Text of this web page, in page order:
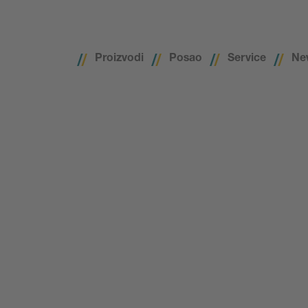
Proizvodi Posao Service